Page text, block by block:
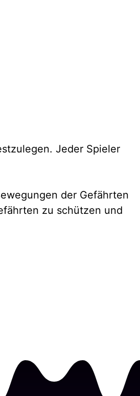
Jeder Spieler
der Gefährten
zu schützen und